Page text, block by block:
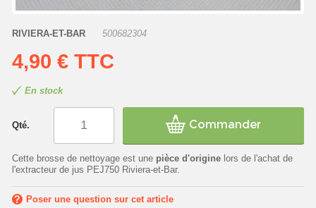
RIVIERA-ET-BAR 500682304
4,90 € TTC
En stock
Qté. Commander
Cette brosse de nettoyage est une pièce d'originelors de l'achat de
l'extracteur de jus PEJ750 Riviera-et-Bar.
Poser une question sur cet article